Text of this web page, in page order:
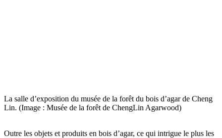
La salle d’exposition du musée de la forêt du bois d’agar de Cheng
Lin. (Image : Musée de la forêt de ChengLin Agarwood)
Outre les objets et produits en bois d’agar, ce qui intrigue le plus les